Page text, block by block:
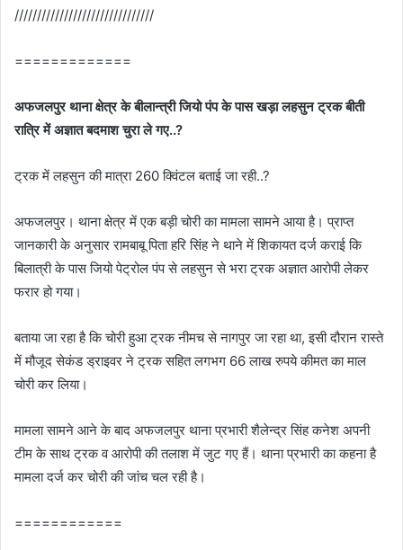
///////////////////////////////
=============
अफजलपुर थाना क्षेत्र के बीलान्त्री जियो पंप के पास खड़ा लहसुन ट्रक बीती
रात्रि में अज्ञात बदमाश चुरा ले गए..?
ट्रक में लहसुन की मात्रा 260 क्विंटल बताई जा रही..?
अफजलपुर। थाना क्षेत्र में एक बड़ी चोरी का मामला सामने आया है। प्राप्त
जानकारी के अनुसार रामबाबू पिता हरि सिंह ने थाने में शिकायत दर्ज कराई कि
बिलात्री के पास जियो पेट्रोल पंप से लहसुन से भरा ट्रक अज्ञात आरोपी लेकर
फरार हो गया।
बताया जा रहा है कि चोरी हुआ ट्रक नीमच से नागपुर जा रहा था, इसी दौरान रास्ते
में मौजूद सेकंड ड्राइवर ने ट्रक सहित लगभग 66 लाख रुपये कीमत का माल
चोरी कर लिया।
मामला सामने आने के बाद अफजलपुर थाना प्रभारी शैलेन्द्र सिंह कनेश अपनी
टीम के साथ ट्रक व आरोपी की तलाश में जुट गए हैं। थाना प्रभारी का कहना है
मामला दर्ज कर चोरी की जांच चल रही है।
============